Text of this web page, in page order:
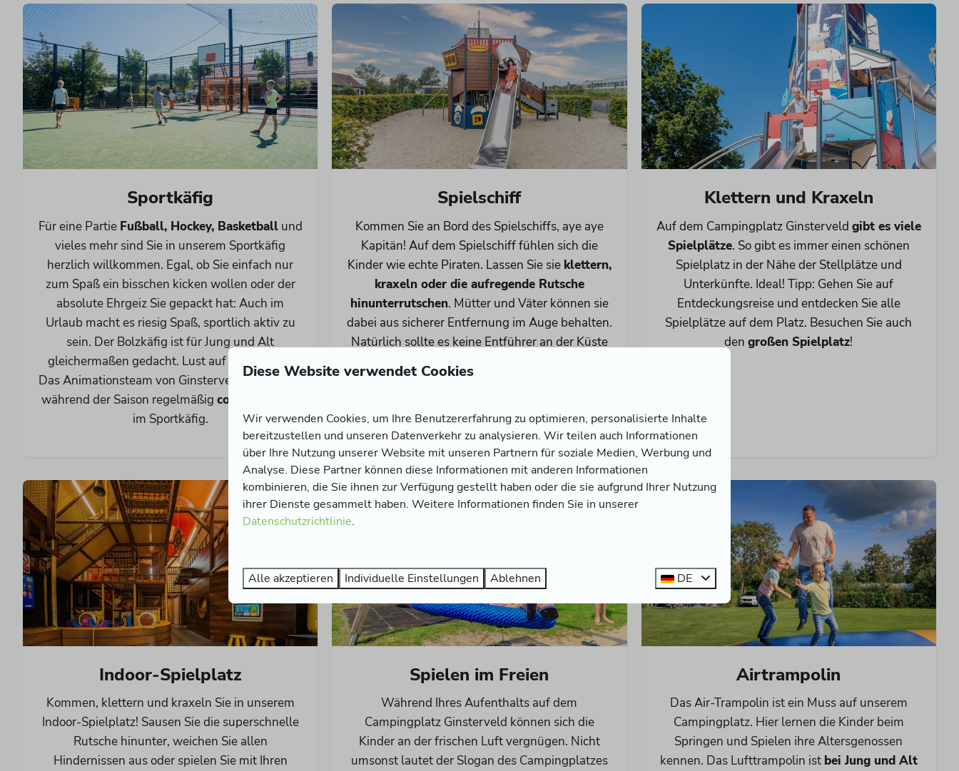
Sportkäfig
Für eine Partie Fußball, Hockey, Basketballund
vieles mehr sind Sie in unserem Sportkäfig
herzlich willkommen. Egal, ob Sie einfach nur
zum Spaß ein bisschen kicken wollen oder der
absolute Ehrgeiz Sie gepackt hat: Auch im
Urlaub macht es riesig Spaß, sportlich aktiv zu
sein. Der Bolzkäfig ist für Jung und Alt
gleichermaßen gedacht. Lust auf ein Turnier?
Das Animationsteam von Ginsterveld organisiert
während der Saison regelmäßigcoole Turniere
im Sportkäfig.
Spielschiff
Kommen Sie an Bord des Spielschiffs, aye aye
Kapitän! Auf dem Spielschiff fühlen sich die
Kinder wie echte Piraten. Lassen Sie sie klettern,
kraxeln oder die aufregende Rutsche
hinunterrutschen. Mütter und Väter können sie
dabei aus sicherer Entfernung im Auge behalten.
Natürlich sollte es keine Entführer an der Küste
Klettern und Kraxeln
Auf dem Campingplatz Ginsterveld gibt es viele
Spielplätze. So gibt es immer einen schönen
Spielplatz in der Nähe der Stellplätze und
Unterkünfte. Ideal! Tipp: Gehen Sie auf
Entdeckungsreise und entdecken Sie alle
Spielplätze auf dem Platz. Besuchen Sie auch
dengroßen Spielplatz!
Indoor-Spielplatz
Kommen, klettern und kraxeln Sie in unserem
Indoor-Spielplatz! Sausen Sie die superschnelle
Rutsche hinunter, weichen Sie allen
Hindernissen aus oder spielen Sie mit Ihren
Spielen im Freien
Während Ihres Aufenthalts auf dem
Campingplatz Ginsterveld können sich die
Kinder an der frischen Luft vergnügen. Nicht
umsonst lautet der Slogan des Campingplatzes
Airtrampolin
Das Air-Trampolin ist ein Muss auf unserem
Campingplatz. Hier lernen die Kinder beim
Springen und Spielen ihre Altersgenossen
kennen. Das Lufttrampolin ist bei Jung und Alt
Diese Website verwendet Cookies
Wir verwenden Cookies, um Ihre Benutzererfahrung zu optimieren, personalisierte Inhalte
bereitzustellen und unseren Datenverkehr zu analysieren. Wir teilen auch Informationen
über Ihre Nutzung unserer Website mit unseren Partnern für soziale Medien, Werbung und
Analyse. Diese Partner können diese Informationen mit anderen Informationen
kombinieren, die Sie ihnen zur Verfügung gestellt haben oder die sie aufgrund Ihrer Nutzung
ihrer Dienste gesammelt haben. Weitere Informationen finden Sie in unserer
Datenschutzrichtlinie.
Alle akzeptieren Individuelle Einstellungen Ablehnen DE